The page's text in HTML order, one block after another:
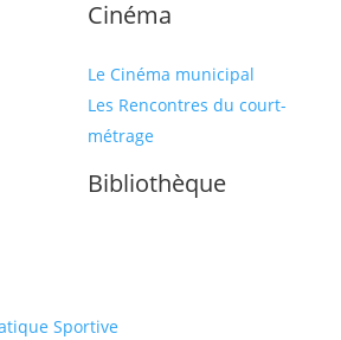
Cinéma
Le Cinéma municipal
Les Rencontres du court-
métrage
Bibliothèque
Sportive